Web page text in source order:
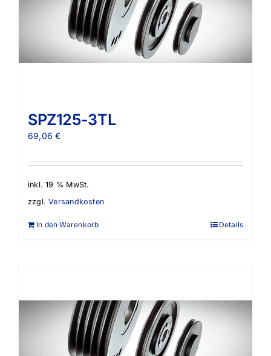
SPZ125-3TL
69,06€
inkl. 19 % MwSt.
zzgl.Versandkosten
In den Warenkorb Details